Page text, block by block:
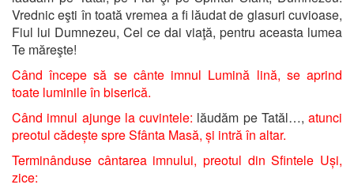
Vrednic eşti în toată vremea a fi lăudat de glasuri cuvioase,
Fiul lui Dumnezeu, Cel ce dai viaţă, pentru aceasta lumea
Te măreşte!
Când începe să se cânte imnul Lumină lină, se aprind
toate luminile în biserică.
Când imnul ajunge la cuvintele: lăudăm pe Tatăl…, atunci
preotul cădește spre Sfânta Masă, și intră în altar.
Terminânduse cântarea imnului, preotul din Sfintele Uși,
zice: